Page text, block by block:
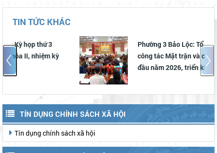
TIN TỨC KHÁC
Phường 3 Bảo Lộc: Tổ chức Hội nghị sơ kết
công tác Mặt trận và các đoàn thể 6 tháng
đầu năm 2026, triển khai chương trình phối
hợp và thống nhất hành động 6 tháng cuối
TÍN DỤNG CHÍNH SÁCH XÃ HỘI
Tín dụng chính sách xã hội